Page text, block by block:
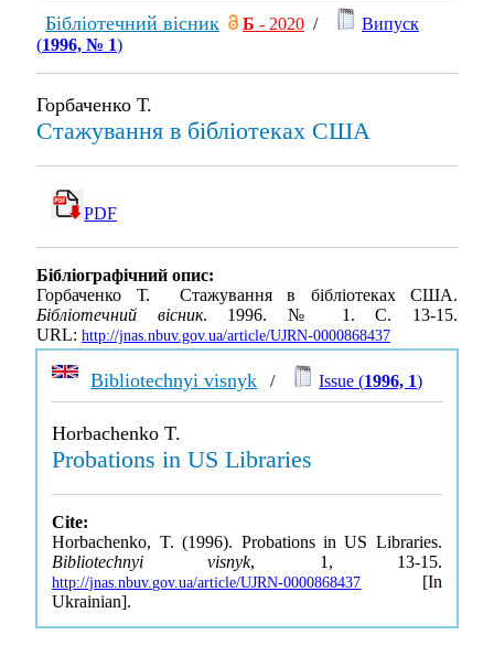
Бібліотечний вісник Б - 2020 /
Випуск
(1996, № 1)
Горбаченко Т.
Стажування в бібліотеках США
PDF
Бібліографічний опис:
Горбаченко Т. Стажування в бібліотеках США.
Бібліотечний вісник. 1996. № 1. С. 13-15.
URL: http://jnas.nbuv.gov.ua/article/UJRN-0000868437
Bibliotechnyi visnyk / Issue (1996, 1)
Horbachenko T.
Probations in US Libraries
Cite:
Horbachenko, T. (1996). Probations in US Libraries.
Bibliotechnyi visnyk, 1, 13-15.
http://jnas.nbuv.gov.ua/article/UJRN-0000868437 [In
Ukrainian].